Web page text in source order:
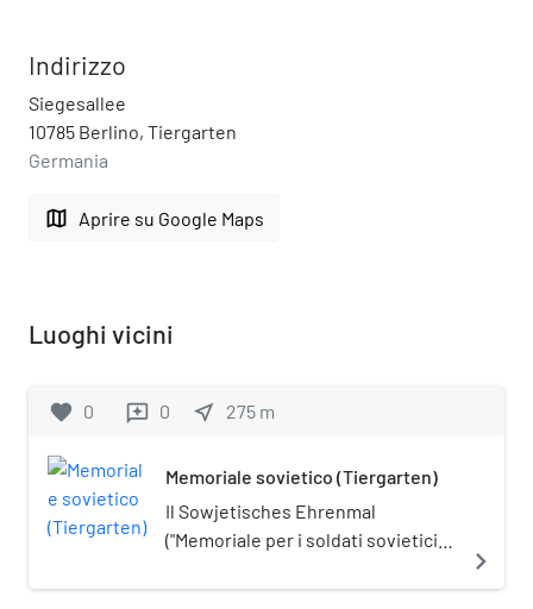
Indirizzo
Siegesallee
10785 Berlino, Tiergarten
Germania
map Aprire su Google Maps
Luoghi vicini
favorite 0 reviews 0 near_me 275 m
Memoriale sovietico (Tiergarten)
Il Sowjetisches Ehrenmal
("Memoriale per i soldati sovietici")
Berlino. Si trova lungo la Straße
navigate_next